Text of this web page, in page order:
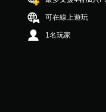
）
，
共
可在線上遊玩
1名玩家